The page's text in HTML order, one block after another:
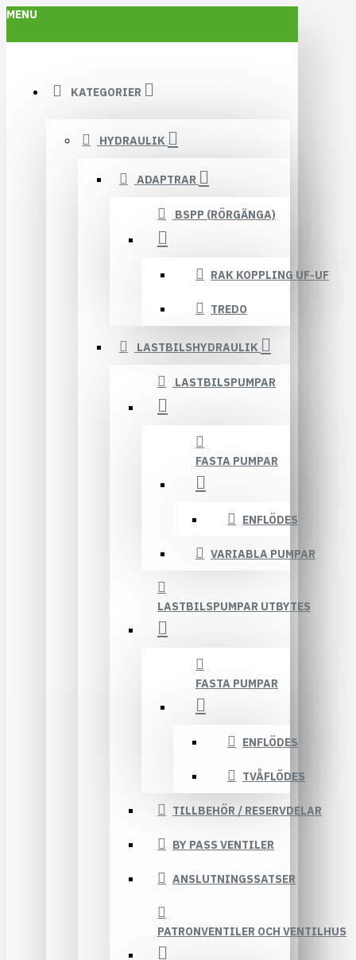
MENU
KATEGORIER
HYDRAULIK
ADAPTRAR
BSPP (RÖRGÄNGA)
RAK KOPPLING UF-UF
TREDO
LASTBILSHYDRAULIK
LASTBILSPUMPAR
FASTA PUMPAR
ENFLÖDES
VARIABLA PUMPAR
LASTBILSPUMPAR UTBYTES
FASTA PUMPAR
ENFLÖDES
TVÅFLÖDES
TILLBEHÖR / RESERVDELAR
BY PASS VENTILER
ANSLUTNINGSSATSER
PATRONVENTILER OCH VENTILHUS